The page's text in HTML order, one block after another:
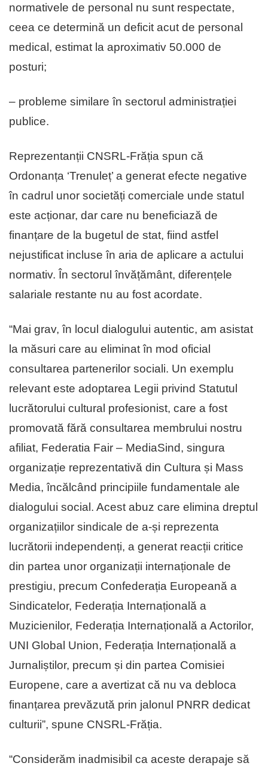
normativele de personal nu sunt respectate,
ceea ce determină un deficit acut de personal
medical, estimat la aproximativ 50.000 de
posturi;
– probleme similare în sectorul administrației
publice.
Reprezentanții CNSRL-Frăția spun că
Ordonanța ‘Trenuleț’ a generat efecte negative
în cadrul unor societăți comerciale unde statul
este acționar, dar care nu beneficiază de
finanțare de la bugetul de stat, fiind astfel
nejustificat incluse în aria de aplicare a actului
normativ. În sectorul învățământ, diferențele
salariale restante nu au fost acordate.
“Mai grav, în locul dialogului autentic, am asistat
la măsuri care au eliminat în mod oficial
consultarea partenerilor sociali. Un exemplu
relevant este adoptarea Legii privind Statutul
lucrătorului cultural profesionist, care a fost
promovată fără consultarea membrului nostru
afiliat, Federatia Fair – MediaSind, singura
organizație reprezentativă din Cultura și Mass
Media, încălcând principiile fundamentale ale
dialogului social. Acest abuz care elimina dreptul
organizațiilor sindicale de a-și reprezenta
lucrătorii independenți, a generat reacții critice
din partea unor organizații internaționale de
prestigiu, precum Confederația Europeană a
Sindicatelor, Federația Internațională a
Muzicienilor, Federația Internațională a Actorilor,
UNI Global Union, Federația Internațională a
Jurnaliștilor, precum și din partea Comisiei
Europene, care a avertizat că nu va debloca
finanțarea prevăzută prin jalonul PNRR dedicat
culturii”, spune CNSRL-Frăția.
“Considerăm inadmisibil ca aceste derapaje să